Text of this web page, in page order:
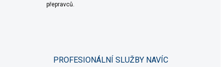
přepravců.
PROFESIONÁLNÍ SLUŽBY NAVÍC